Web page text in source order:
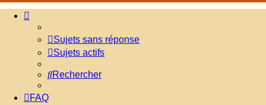
Sujets sans réponse
Sujets actifs
Rechercher
FAQ